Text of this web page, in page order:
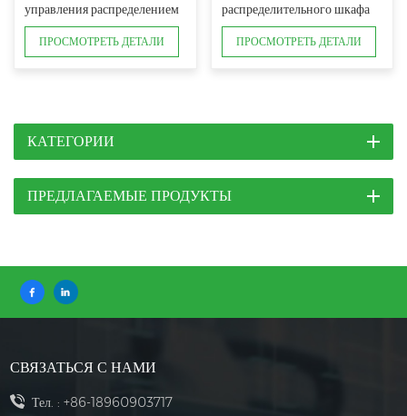
управления распределением
электроэнергии
ПРОСМОТРЕТЬ ДЕТАЛИ
распределительного шкафа
MLXY-T5
ПРОСМОТРЕТЬ ДЕТАЛИ
КАТЕГОРИИ
ПРЕДЛАГАЕМЫЕ ПРОДУКТЫ
СВЯЗАТЬСЯ С НАМИ
Тел. : +86-18960903717